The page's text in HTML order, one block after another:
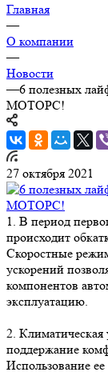
Главная
—
О компании
—
Новости
—6 полезных
МОТОРС!
27 октября 2021
1. В период
происходит
Скоростные
ускорений
компонентов
эксплуатацию.
2. Климатическая
поддержание
Использование